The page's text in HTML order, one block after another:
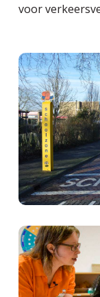
voor